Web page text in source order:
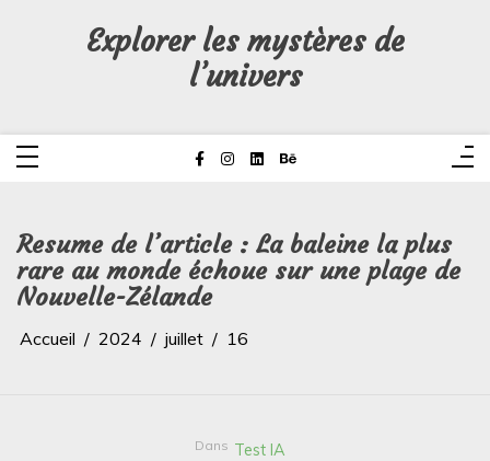
Explorer les mystères de
l’univers
Resume de l’article : La baleine la plus
rare au monde échoue sur une plage de
Nouvelle-Zélande
Accueil 2024 juillet 16
Dans Test IA